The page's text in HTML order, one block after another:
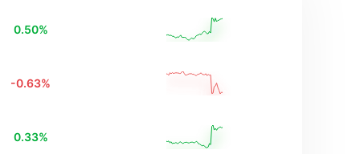
0.50%
-0.63%
0.33%